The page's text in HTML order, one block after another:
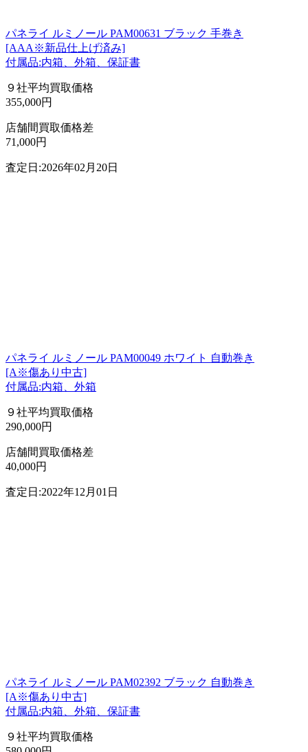
パネライ ルミノール PAM00631 ブラック 手巻き
[AAA※新品仕上げ済み]
付属品:内箱、外箱、保証書
９社平均買取価格
355,000円
店舗間買取価格差
71,000円
査定日:2026年02月20日
パネライ ルミノール PAM00049 ホワイト 自動巻き
[A※傷あり中古]
付属品:内箱、外箱
９社平均買取価格
290,000円
店舗間買取価格差
40,000円
査定日:2022年12月01日
パネライ ルミノール PAM02392 ブラック 自動巻き
[A※傷あり中古]
付属品:内箱、外箱、保証書
９社平均買取価格